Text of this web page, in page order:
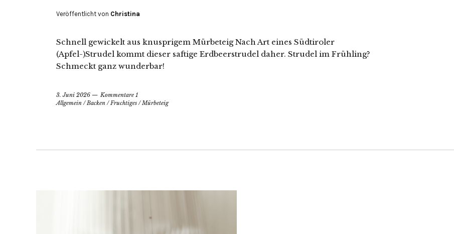
Veröffentlicht von Christina
Schnell gewickelt aus knusprigem Mürbeteig Nach Art eines Südtiroler
(Apfel-)Strudel kommt dieser saftige Erdbeerstrudel daher. Strudel im Frühling?
Schmeckt ganz wunderbar!
3. Juni 2026
Kommentare 1
Allgemein /Backen /Fruchtiges /Mürbeteig